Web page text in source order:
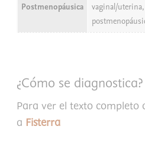
Postmenopáusica
vaginal/
¿Cómo se diagnostica?
Para ver el texto completo
a Fisterra